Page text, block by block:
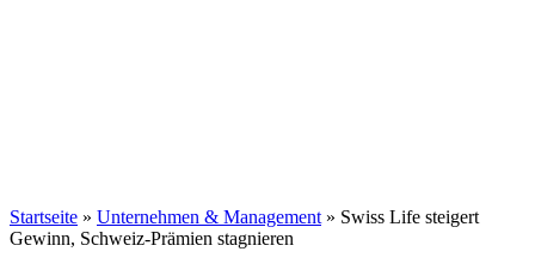
Startseite » Unternehmen & Management » Swiss Life steigert
Gewinn, Schweiz-Prämien stagnieren